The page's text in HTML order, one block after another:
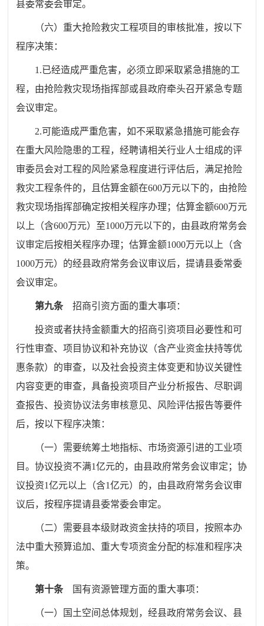
县委常委会审定。
（六） 重大抢险救灾工程项目的审核批准，按以下
程序决策：
1.已经造成严重危害，必须立即采取紧急措施的工
程，由抢险救灾现场指挥部或县政府牵头召开紧急专题
会议审定。
2.可能造成严重危害，如不采取紧急措施可能会存
在重大风险隐患的工程，经聘请相关行业人士组成的评
审委员会对工程的风险紧急程度进行评估后，满足抢险
救灾工程条件的， 且估算金额在600万元以下的， 由抢险
救灾现场指挥部确定按相关程序办理；估算金额600万元
以上（含600万元）至1000万元以下的，由县政府常务会
议审定后按相关程序办理；估算金额1000万元以上（含
1000万元）的经县政府常务会议审议后，提请县委常委
会议审定。
第九条 招商引资方面的重大事项：
投资或者扶持金额重大的招商引资项目必要性和可
行性审查、项目协议和补充协议（含产业资金扶持等优
惠条款）的审查，以及社会投资主体变更和协议关键性
内容变更的审查，具备投资项目产业分析报告、尽职调
查报告、投资协议法务审核意见、风险评估报告等要件
后，按以下程序决策：
（一） 需要统筹土地指标、市场资源引进的工业项
目。协议投资不满1亿元的，由县政府常务会议审定；协
议投资1亿元以上（含1亿元）的， 由县政府常务会议审
议后，按程序提请县委常委会审定。
（二） 需要县本级财政资金扶持的项目，按照本办
法中重大预算追加、重大专项资金分配的标准和程序决
策。
第十条 国有资源管理方面的重大事项：
（一）
国土空间总体规划，经县政府常务会议、县